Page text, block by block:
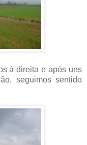
à direita e após uns
seguimos sentido